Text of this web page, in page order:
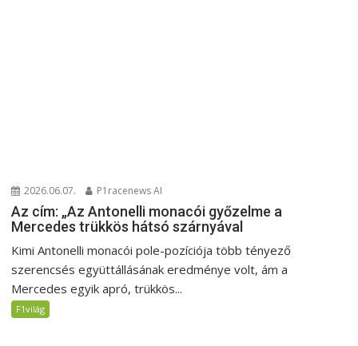
2026.06.07. P1racenews AI
Az cím: „Az Antonelli monacói győzelme a
Mercedes trükkös hátsó szárnyával
Kimi Antonelli monacói pole-pozíciója több tényező
szerencsés együttállásának eredménye volt, ám a
Mercedes egyik apró, trükkös...
F1világ